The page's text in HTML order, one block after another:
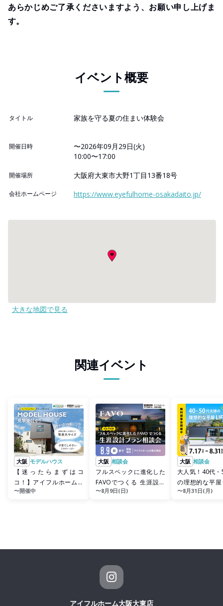
あらかじめご了承くださいますよう、お願い申し上げま
す。
イベント概要
タイトル 家族を守る夏の住まい体験会
開催日時
〜2026年09月29日(火)
10:00〜17:00
開催場所 大阪府大東市大野1丁目13番18号
会社ホームページ https://www.eyefulhome-osakadaito.jp/
大きな地図で見る
関連イベント
大阪 モデルハウス
【迷ったらまずはコ
コ！】アイフルホーム大
阪大東店モデルハウス 見
〜開催中
大阪 相談会
フルスペックに進化した
FAVOでつくる 生涯設計
プラン相談会
〜8月9日(日)
大阪 相談会
大人気！40代
の理想的な平
案会
〜8月31日(月)
アイフルホーム大阪大東店